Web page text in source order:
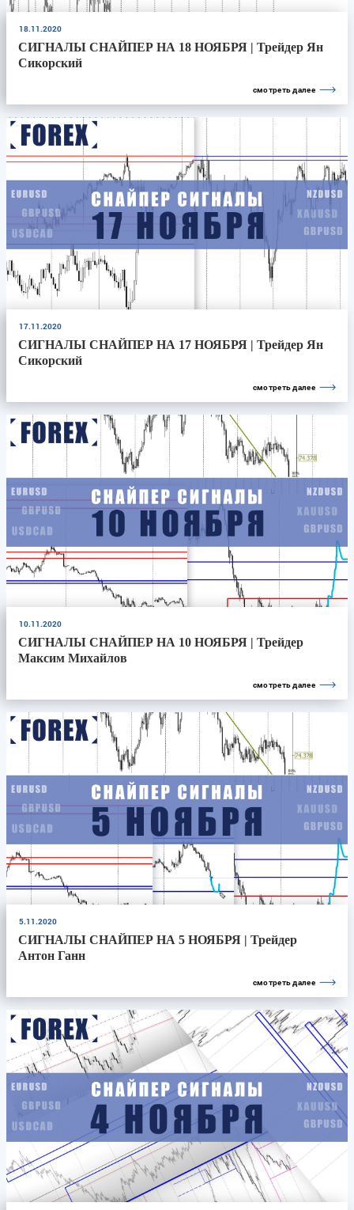
18.11.2020
СИГНАЛЫ СНАЙПЕР НА 18 НОЯБРЯ | Трейдер Ян
Сикорский
смотреть далее
17.11.2020
СИГНАЛЫ СНАЙПЕР НА 17 НОЯБРЯ | Трейдер Ян
Сикорский
смотреть далее
10.11.2020
СИГНАЛЫ СНАЙПЕР НА 10 НОЯБРЯ | Трейдер
Максим Михайлов
смотреть далее
5.11.2020
СИГНАЛЫ СНАЙПЕР НА 5 НОЯБРЯ | Трейдер
Антон Ганн
смотреть далее